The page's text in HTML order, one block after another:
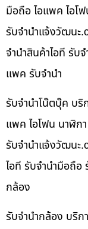
มือถือ ไอแพค ไอโ
รับจํานําแจ้งวัฒนะ
จำนำสินค้าไอที รับ
แพค รับจำนำ
รับจำนำโน๊ตบุ๊ค บริ
แพค ไอโฟน นาฬิก
รับจํานําแจ้งวัฒนะ
ไอที รับจำนำมือถือ
กล้อง
รับจำนำกล้อง บริก